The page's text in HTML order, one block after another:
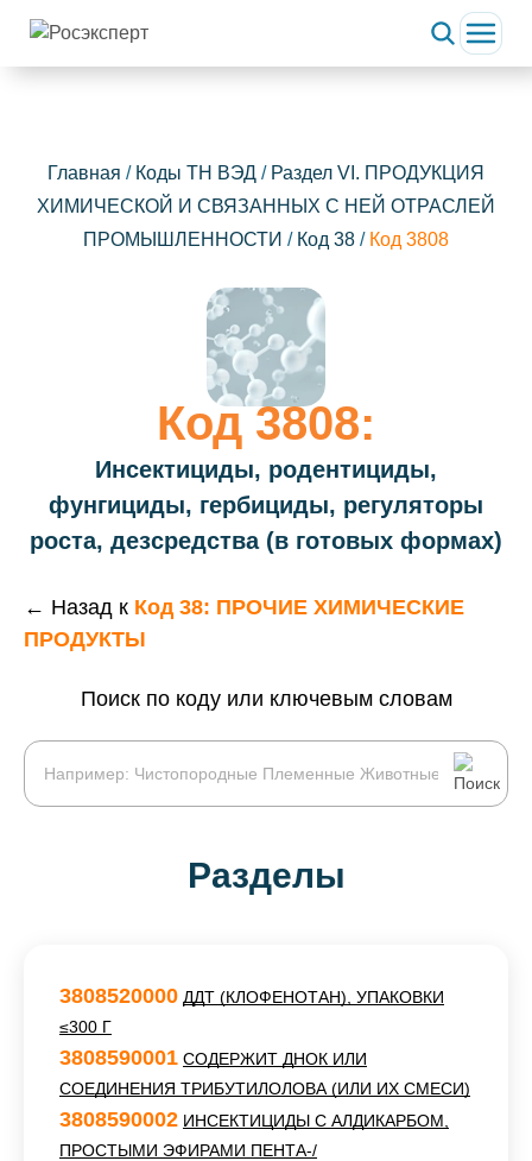
Главная / Коды ТН ВЭД / Раздел VI. ПРОДУКЦИЯ
ХИМИЧЕСКОЙ И СВЯЗАННЫХ С НЕЙ ОТРАСЛЕЙ
ПРОМЫШЛЕННОСТИ / Код 38 / Код 3808
Код 3808:
Инсектициды, родентициды,
фунгициды, гербициды, регуляторы
роста, дезсредства (в готовых формах)
← Назад к Код 38: ПРОЧИЕ ХИМИЧЕСКИЕ
ПРОДУКТЫ
Поиск по коду или ключевым словам
Разделы
3808520000 ДДТ (КЛОФЕНОТАН), УПАКОВКИ
≤300 Г
3808590001 СОДЕРЖИТ ДНОК ИЛИ
СОЕДИНЕНИЯ ТРИБУТИЛОЛОВА (ИЛИ ИХ СМЕСИ)
3808590002 ИНСЕКТИЦИДЫ С АЛДИКАРБОМ,
ПРОСТЫМИ ЭФИРАМИ ПЕНТА-/